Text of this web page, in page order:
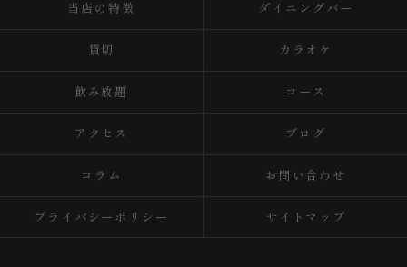
当店の特徴 ダイニングバー
貸切 カラオケ
飲み放題 コース
アクセス ブログ
コラム お問い合わせ
プライバシーポリシー サイトマップ